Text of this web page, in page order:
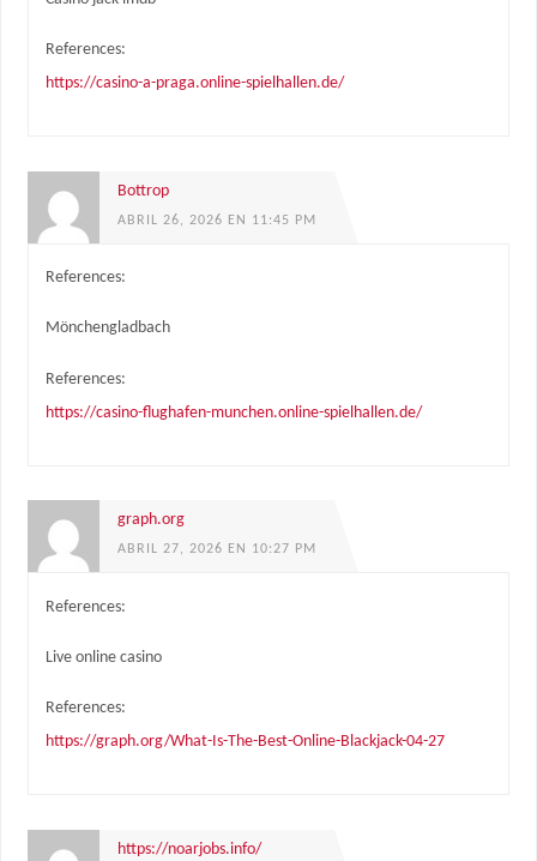
References:
https://casino-a-praga.online-spielhallen.de/
Bottrop
ABRIL 26, 2026 EN 11:45 PM
References:
Mönchengladbach
References:
https://casino-flughafen-munchen.online-spielhallen.de/
graph.org
ABRIL 27, 2026 EN 10:27 PM
References:
Live online casino
References:
https://graph.org/What-Is-The-Best-Online-Blackjack-04-27
https://noarjobs.info/